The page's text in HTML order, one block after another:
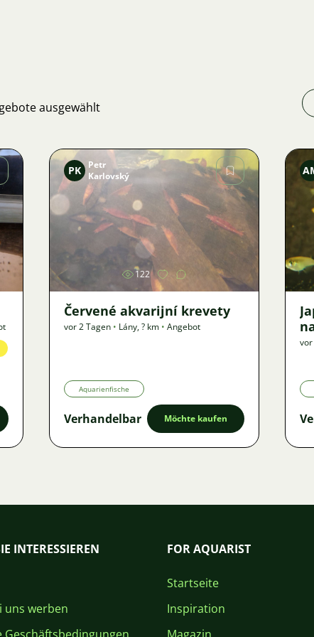
ausgewählt
Bild
PK
Petr
Karlovský
122
Červené akvarijní krevety
vor 2 Tagen • Lány,? km • Angebot
Aquarienfische
Verhandelbar Möchte kaufen
INTERESSIEREN
uns werben
FOR AQUARIST
Startseite
Inspiration